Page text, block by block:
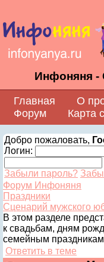
Инфоняня -
Главная О
Форум
Карта
Добро пожаловать,
Логин:
Забыли пароль?
Форум Инфоняня
Праздники
Сценарий мужского
В этом разделе
к свадьбам, дням
семейным праздникам
Ответить в теме